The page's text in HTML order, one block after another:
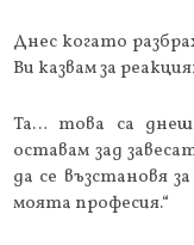
Днес когато
Ви казвам за
Та… това са
оставам зад
да се възстановя
моята професия.“